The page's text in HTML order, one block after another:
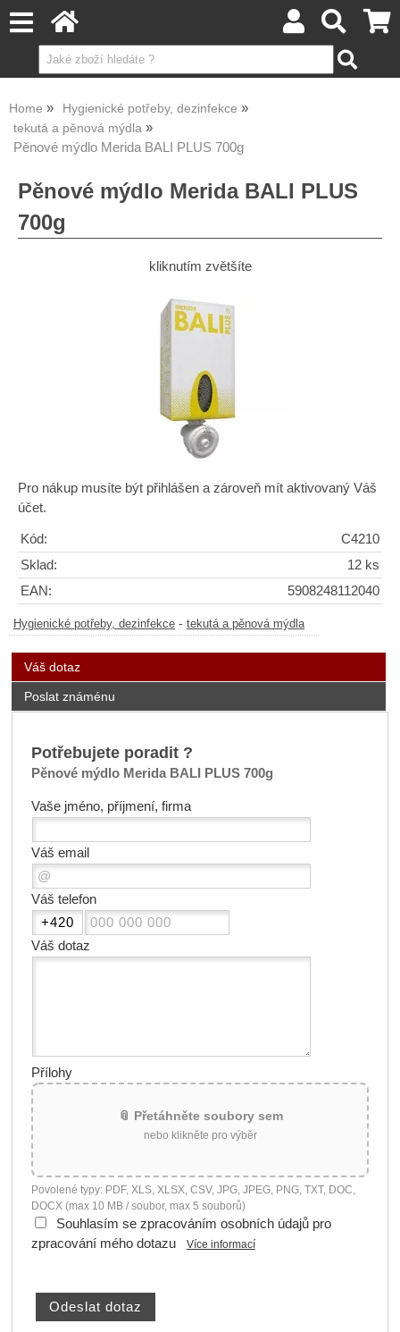
Home
Hygienické potřeby, dezinfekce
tekutá a pěnová mýdla
Pěnové mýdlo Merida BALI PLUS 700g
Pěnové mýdlo Merida BALI PLUS
700g
kliknutím zvětšíte
Pro nákup musíte být přihlášen a zároveň mít aktivovaný Váš
účet.
Kód:
C4210
Sklad:
12 ks
EAN:
5908248112040
Hygienické potřeby, dezinfekce - tekutá a pěnová mýdla
Váš dotaz
Poslat známénu
Potřebujete poradit ?
Pěnové mýdlo Merida BALI PLUS 700g
Vaše jméno, příjmení, firma
Váš email
Váš telefon
Váš dotaz
Přílohy
📎 Přetáhněte soubory sem
nebo klikněte pro výběr
Povolené typy: PDF, XLS, XLSX, CSV, JPG, JPEG, PNG, TXT, DOC,
DOCX (max 10 MB / soubor, max 5 souborů)
Souhlasím se zpracováním osobních údajů pro
zpracování mého dotazu
Více informací